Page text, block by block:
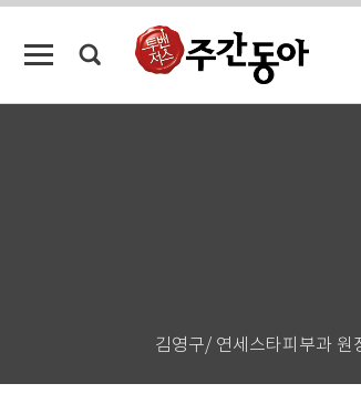
김영구/ 연세스타피부과